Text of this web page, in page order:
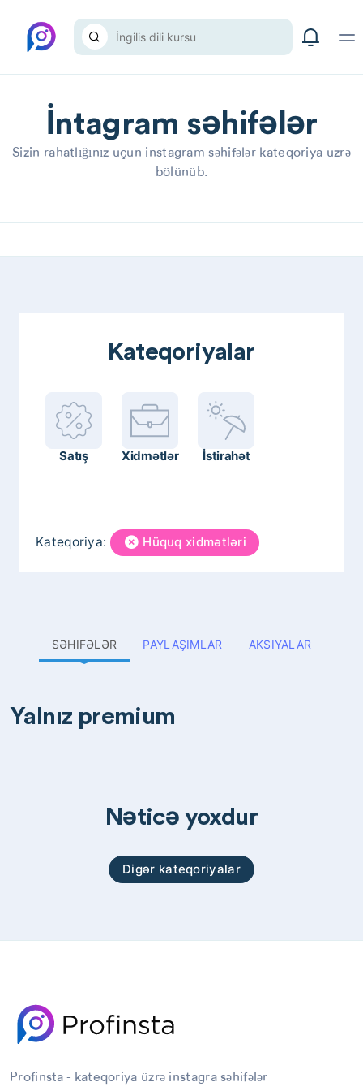
İntagram səhifələr
Sizin rahatlığınız üçün instagram səhifələr kateqoriya üzrə
bölünüb.
Kateqoriyalar
Satış Xidmətlər İstirahət
Kateqoriya: Hüquq xidmətləri
SƏHIFƏLƏR PAYLAŞIMLAR AKSIYALAR
Yalnız premium
Nəticə yoxdur
Digər kateqoriyalar
Profinsta - kateqoriya üzrə instagra səhifələr